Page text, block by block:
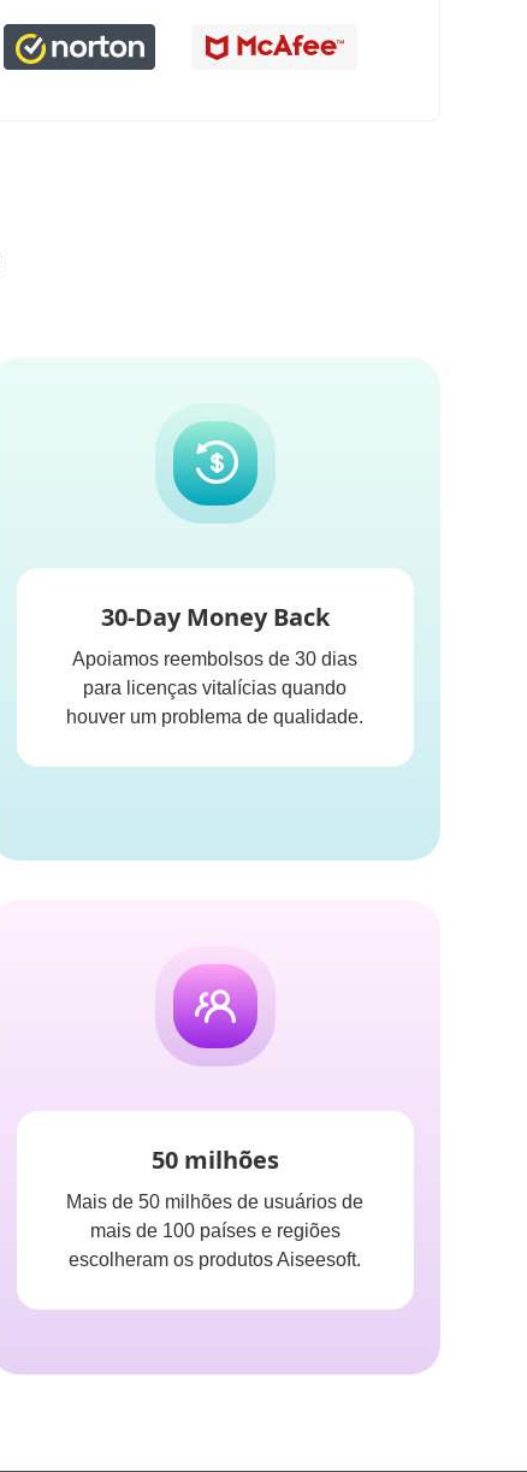
30-Day Money Back
Apoiamos reembolsos de 30 dias
para licenças vitalícias quando
houver um problema de qualidade.
50 milhões
Mais de 50 milhões de usuários de
mais de 100 países e regiões
escolheram os produtos Aiseesoft.